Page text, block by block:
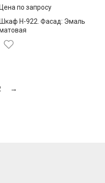
Цена по запросу
Шкаф Н-922. Фасад: Эмаль
→